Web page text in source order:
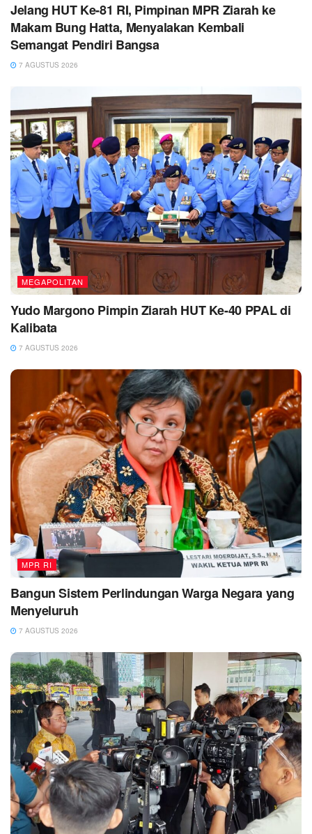
Jelang HUT Ke-81 RI, Pimpinan MPR Ziarah ke
Makam Bung Hatta, Menyalakan Kembali
Semangat Pendiri Bangsa
7 AGUSTUS 2026
MEGAPOLITAN
Yudo Margono Pimpin Ziarah HUT Ke-40 PPAL di
Kalibata
7 AGUSTUS 2026
MPR RI
Bangun Sistem Perlindungan Warga Negara yang
Menyeluruh
7 AGUSTUS 2026